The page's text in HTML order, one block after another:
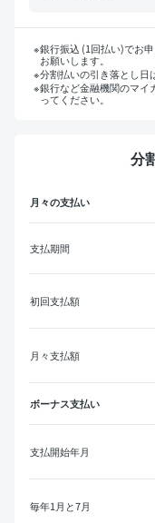
銀行振込 (1回払い)でお
お願いします。
分割払いの引き落とし日
銀行など金融機関のマイ
ってください。
マイ
※一部の金融機関
分
月々の支払い
支払期間
初回支払額
月々支払額
ボーナス支払い
支払開始年月
毎年1月と7月